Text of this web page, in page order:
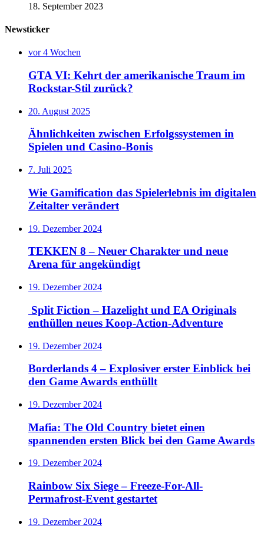
18. September 2023
Newsticker
vor 4 Wochen
GTA VI: Kehrt der amerikanische Traum im
Rockstar-Stil zurück?
20. August 2025
Ähnlichkeiten zwischen Erfolgssystemen in
Spielen und Casino‑Bonis
7. Juli 2025
Wie Gamification das Spielerlebnis im digitalen
Zeitalter verändert
19. Dezember 2024
TEKKEN 8 – Neuer Charakter und neue
Arena für angekündigt
19. Dezember 2024
Split Fiction – Hazelight und EA Originals
enthüllen neues Koop-Action-Adventure
19. Dezember 2024
Borderlands 4 – Explosiver erster Einblick bei
den Game Awards enthüllt
19. Dezember 2024
Mafia: The Old Country bietet einen
spannenden ersten Blick bei den Game Awards
19. Dezember 2024
Rainbow Six Siege – Freeze-For-All-
Permafrost-Event gestartet
19. Dezember 2024